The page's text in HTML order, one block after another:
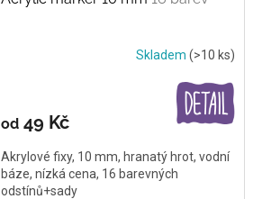
Skladem (>10 ks)
od49 Kč
Akrylové fixy, 10 mm, hranatý hrot, vodní
báze, nízká cena, 16 barevných
odstínů+sady